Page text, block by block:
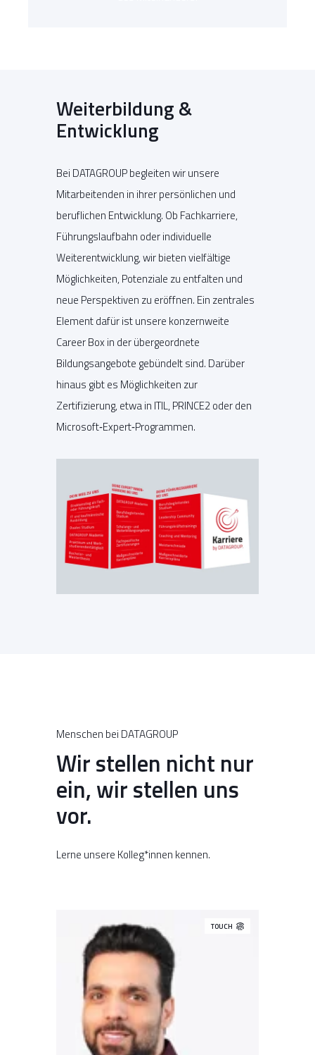
Weiterbildung &
Entwicklung
Bei DATAGROUP begleiten wir unsere
Mitarbeitenden in ihrer persönlichen und
beruflichen Entwicklung. Ob Fachkarriere,
Führungslaufbahn oder individuelle
Weiterentwicklung, wir bieten vielfältige
Möglichkeiten, Potenziale zu entfalten und
neue Perspektiven zu eröffnen. Ein zentrales
Element dafür ist unsere konzernweite
Career Box in der übergeordnete
Bildungsangebote gebündelt sind. Darüber
hinaus gibt es Möglichkeiten zur
Zertifizierung, etwa in ITIL, PRINCE2 oder den
Microsoft‑Expert‑Programmen.
Menschen bei DATAGROUP
Wir stellen nicht nur
ein, wir stellen uns
vor.
Lerne unsere Kolleg*innen kennen.
TOUCH